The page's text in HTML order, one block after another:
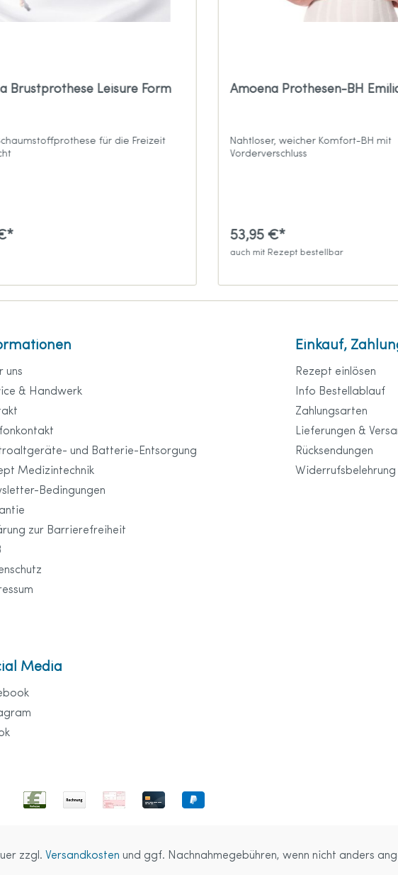
Brustprothese Leisure Form
für die Freizeit
Amoena Prothesen-BH
Nahtloser, weicher Komfort-BH mit
Vorderverschluss
53,95 €*
auch mit Rezept bestellbar
uns
& Handwerk
und Batterie-Entsorgung
Medizintechnik
Bedingungen
zur Barrierefreiheit
Einkauf,
Rezept einlösen
Info Bestellablauf
Zahlungsarten
Lieferungen &
Rücksendungen
Widerrufsbelehrung
Media
zzgl. Versandkosten und ggf. Nachnahmegebühren, wenn nicht anders